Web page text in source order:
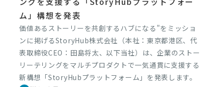
ム」構想を発表
価値あるストーリーを共創するハブになる"をミッショ
ンに掲げるStoryHub株式会社（本社：東京都港区、代
表取締役CEO：田島将太、以下当社）は、企業のストー
リーテリングをマルチプロダクトで一気通貫に支援する
新構想「StoryHubプラットフォーム」を発表します。